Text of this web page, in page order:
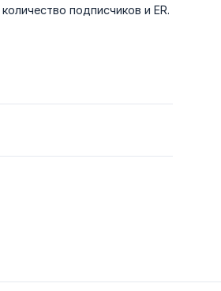
подписчиков и ER.